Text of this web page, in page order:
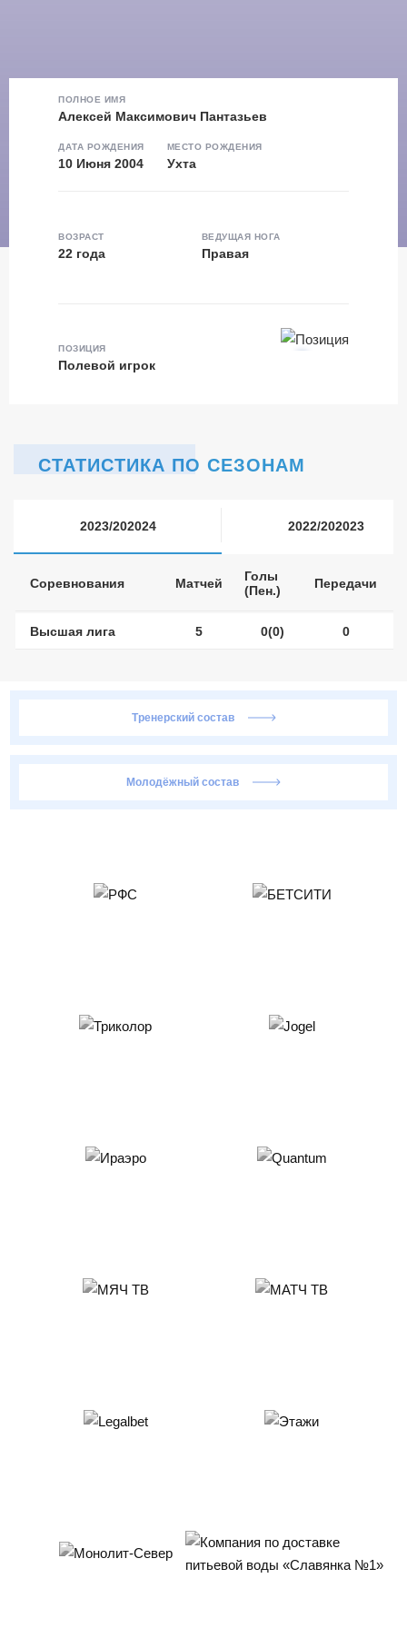
ПОЛНОЕ ИМЯ
Алексей Максимович Пантазьев
ДАТА РОЖДЕНИЯ
10 Июня 2004
МЕСТО РОЖДЕНИЯ
Ухта
ВОЗРАСТ
22 года
ВЕДУЩАЯ НОГА
Правая
ПОЗИЦИЯ
Полевой игрок
СТАТИСТИКА ПО СЕЗОНАМ
2023/202024 2022/202023
Соревнования Матчей
Голы
(Пен.)
Передачи
Высшая лига 5 0(0) 0
Тренерский состав
Молодёжный состав